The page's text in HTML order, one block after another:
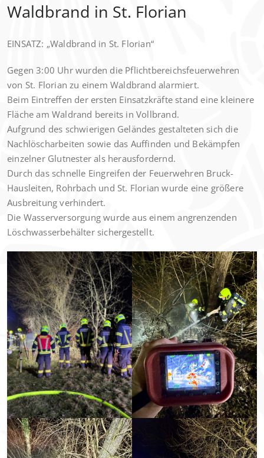
Waldbrand in St. Florian
EINSATZ: „Waldbrand in St. Florian“
Gegen 3:00 Uhr wurden die Pflichtbereichsfeuerwehren
von St. Florian zu einem Waldbrand alarmiert.
Beim Eintreffen der ersten Einsatzkräfte stand eine kleinere
Fläche am Waldrand bereits in Vollbrand.
Aufgrund des schwierigen Geländes gestalteten sich die
Nachlöscharbeiten sowie das Auffinden und Bekämpfen
einzelner Glutnester als herausfordernd.
Durch das schnelle Eingreifen der Feuerwehren Bruck-
Hausleiten, Rohrbach und St. Florian wurde eine größere
Ausbreitung verhindert.
Die Wasserversorgung wurde aus einem angrenzenden
Löschwasserbehälter sichergestellt.